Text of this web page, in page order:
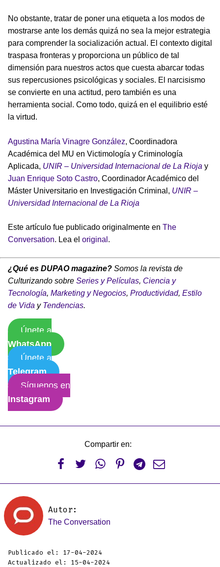
No obstante, tratar de poner una etiqueta a los modos de
mostrarse ante los demás quizá no sea la mejor estrategia
para comprender la socialización actual. El contexto digital
traspasa fronteras y proporciona un público de tal
dimensión para nuestros actos que cuesta abarcar todas
sus repercusiones psicológicas y sociales. El narcisismo
se convierte en una actitud, pero también es una
herramienta social. Como todo, quizá en el equilibrio esté
la virtud.
Agustina María Vinagre González, Coordinadora
Académica del MU en Victimología y Criminología
Aplicada, UNIR – Universidad Internacional de La Rioja y
Juan Enrique Soto Castro, Coordinador Académico del
Máster Universitario en Investigación Criminal, UNIR –
Universidad Internacional de La Rioja
Este artículo fue publicado originalmente en The
Conversation. Lea el original .
¿Qué es DUPAO magazine? Somos la revista de
Culturizando sobre Series y Películas, Ciencia y
Tecnología, Marketing y Negocios, Productividad, Estilo
de Vida y Tendencias.
Únete a
WhatsApp
Únete a
Telegram
Síguenos en
Instagram
Compartir en:
     
Autor:
The Conversation
Publicado el: 17-04-2024
Actualizado el: 15-04-2024